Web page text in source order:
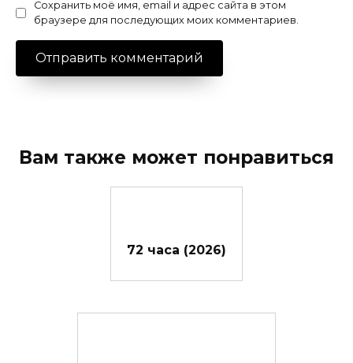
Сохранить моё имя, email и адрес сайта в этом
браузере для последующих моих комментариев.
Вам также может понравиться
72 часа (2026)